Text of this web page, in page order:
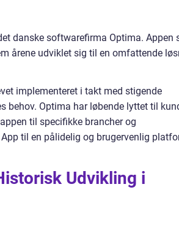
danske softwarefirma Optima. Appen
årene udviklet sig til en omfattende
implementeret i takt med stigende
behov. Optima har løbende lyttet til
til specifikke brancher og
til en pålidelig og brugervenlig
Udvikling i